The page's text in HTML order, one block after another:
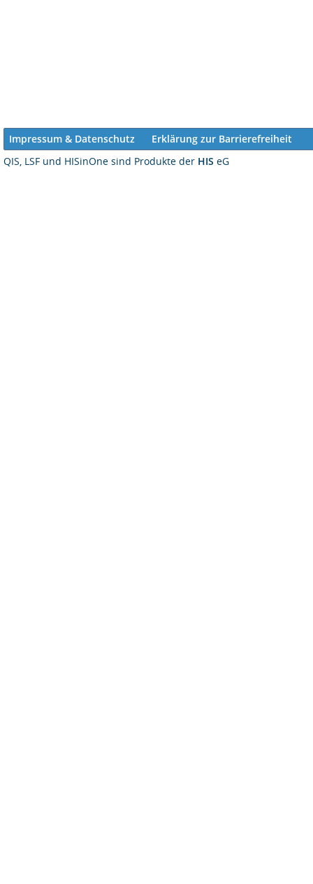
Impressum & Datenschutz
Erklärung zur Barrierefreiheit
QIS, LSF und HISinOne sind Produkte der HIS eG